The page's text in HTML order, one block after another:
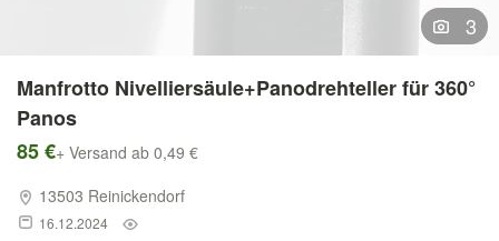
3
Manfrotto Nivelliersäule+Panodrehteller für 360°
Panos
85 €+ Versand ab 0,49 €
13503 Reinickendorf
16.12.2024